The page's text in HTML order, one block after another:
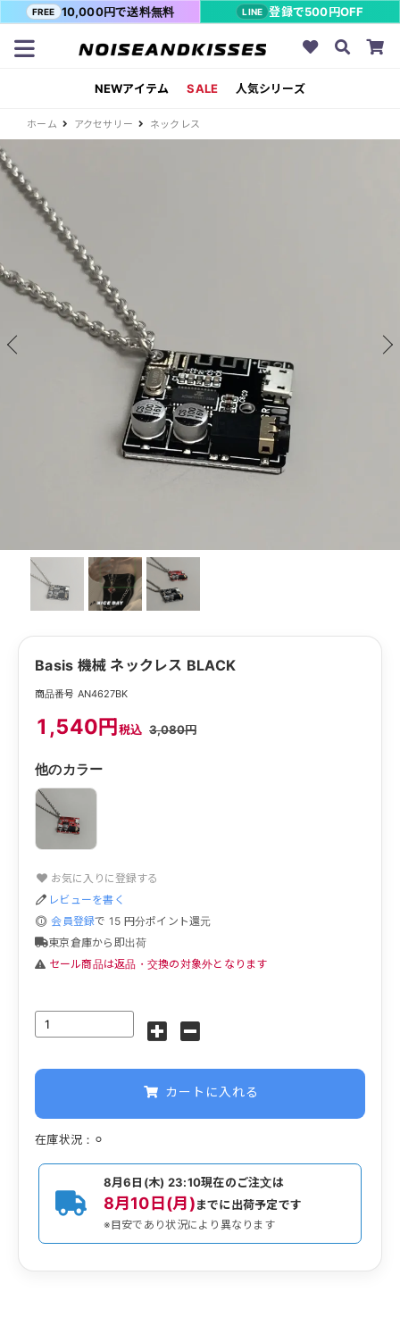
FREE 10,000円で送料無料 LINE 登録で500円OFF
NEWアイテム SALE 人気シリーズ
ホーム アクセサリー ネックレス
Basis 機械 ネックレス BLACK
商品番号 AN4627BK
1,540円税込 3,080円
他のカラー
お気に入りに登録する
レビューを書く
会員登録で 15 円分ポイント還元
東京倉庫から即出荷
セール商品は返品・交換の対象外となります
カートに入れる
在庫状況：⚪︎
8月6日(木) 23:10現在のご注文は
8月10日(月)までに出荷予定です
※目安であり状況により異なります